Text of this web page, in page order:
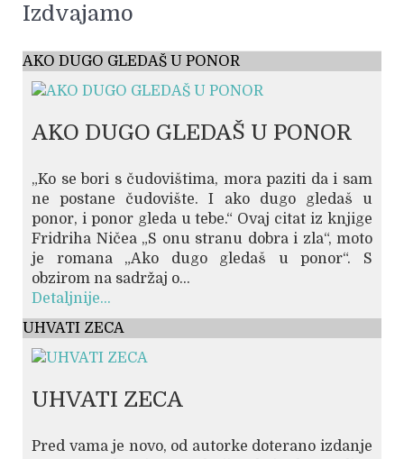
Izdvajamo
AKO DUGO GLEDAŠ U PONOR
AKO DUGO GLEDAŠ U PONOR
„Ko se bori s čudovištima, mora paziti da i sam
ne postane čudovište. I ako dugo gledaš u
ponor, i ponor gleda u tebe.“ Ovaj citat iz knjige
Fridriha Ničea „S onu stranu dobra i zla“, moto
je romana „Ako dugo gledaš u ponor“. S
obzirom na sadržaj o...
Detaljnije...
UHVATI ZECA
UHVATI ZECA
Pred vama je novo, od autorke doterano izdanje